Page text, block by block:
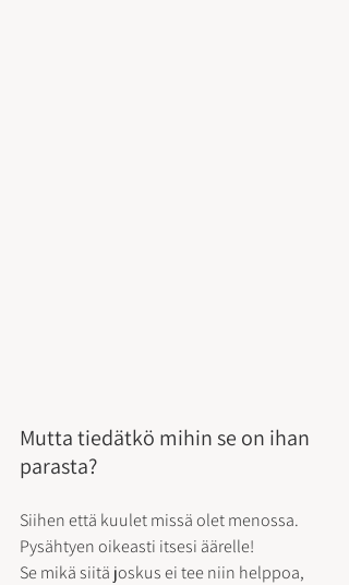
Mutta tiedätkö mihin se on ihan
parasta?
Siihen että kuulet missä olet menossa.
Pysähtyen oikeasti itsesi äärelle!
Se mikä siitä joskus ei tee niin helppoa,